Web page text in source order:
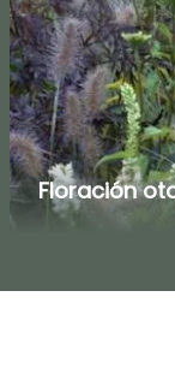
Floración